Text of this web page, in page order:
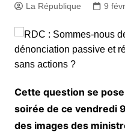
La République 9
Cette question se
soirée de ce vendredi
des images des